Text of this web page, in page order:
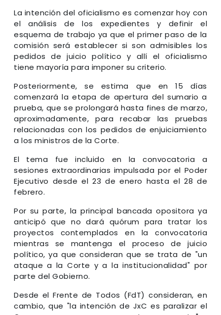
La intención del oficialismo es comenzar hoy con
el análisis de los expedientes y definir el
esquema de trabajo ya que el primer paso de la
comisión será establecer si son admisibles los
pedidos de juicio político y allí el oficialismo
tiene mayoría para imponer su criterio.
Posteriormente, se estima que en 15 días
comenzará la etapa de apertura del sumario a
prueba, que se prolongará hasta fines de marzo,
aproximadamente, para recabar las pruebas
relacionadas con los pedidos de enjuiciamiento
a los ministros de la Corte.
El tema fue incluido en la convocatoria a
sesiones extraordinarias impulsada por el Poder
Ejecutivo desde el 23 de enero hasta el 28 de
febrero.
Por su parte, la principal bancada opositora ya
anticipó que no dará quórum para tratar los
proyectos contemplados en la convocatoria
mientras se mantenga el proceso de juicio
político, ya que consideran que se trata de "un
ataque a la Corte y a la institucionalidad" por
parte del Gobierno.
Desde el Frente de Todos (FdT) consideran, en
cambio, que "la intención de JxC es paralizar el